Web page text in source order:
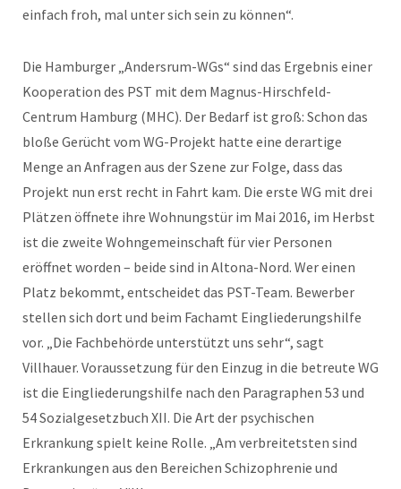
einfach froh, mal unter sich sein zu können“.
Die Hamburger „Andersrum-WGs“ sind das Ergebnis einer
Kooperation des PST mit dem Magnus-Hirschfeld-
Centrum Hamburg (MHC). Der Bedarf ist groß: Schon das
bloße Gerücht vom WG-Projekt hatte eine derartige
Menge an Anfragen aus der Szene zur Folge, dass das
Projekt nun erst recht in Fahrt kam. Die erste WG mit drei
Plätzen öffnete ihre Wohnungstür im Mai 2016, im Herbst
ist die zweite Wohngemeinschaft für vier Personen
eröffnet worden – beide sind in Altona-Nord. Wer einen
Platz bekommt, entscheidet das PST-Team. Bewerber
stellen sich dort und beim Fachamt Eingliederungshilfe
vor. „Die Fachbehörde unterstützt uns sehr“, sagt
Villhauer. Voraussetzung für den Einzug in die betreute WG
ist die Eingliederungshilfe nach den Paragraphen 53 und
54 Sozialgesetzbuch XII. Die Art der psychischen
Erkrankung spielt keine Rolle. „Am verbreitetsten sind
Erkrankungen aus den Bereichen Schizophrenie und